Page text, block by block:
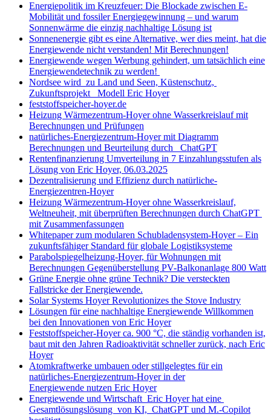
Energiepolitik im Kreuzfeuer: Die Blockade zwischen E-
Mobilität und fossiler Energiegewinnung – und warum
Sonnenwärme die einzig nachhaltige Lösung ist
Sonnenenergie gibt es eine Alternative, wer dies meint, hat die
Energiewende nicht verstanden! Mit Berechnungen!
Energiewende wegen Werbung gehindert, um tatsächlich eine
Energiewendetechnik zu werden!
Nordsee wird zu Land und Seen, Küstenschutz,
Zukunftsprojekt Modell Eric Hoyer
feststoffspeicher-hoyer.de
Heizung Wärmezentrum-Hoyer ohne Wasserkreislauf mit
Berechnungen und Prüfungen
natürliches-Energiezentrum-Hoyer mit Diagramm
Berechnungen und Beurteilung durch ChatGPT
Rentenfinanzierung Umverteilung in 7 Einzahlungsstufen als
Lösung von Eric Hoyer, 06.03.2025
Dezentralisierung und Effizienz durch natürliche-
Energiezentren-Hoyer
Heizung Wärmezentrum-Hoyer ohne Wasserkreislauf,
Weltneuheit, mit überprüften Berechnungen durch ChatGPT
mit Zusammenfassungen
Whitepaper zum modularen Schubladensystem-Hoyer – Ein
zukunftsfähiger Standard für globale Logistiksysteme
Parabolspiegelheizung-Hoyer, für Wohnungen mit
Berechnungen Gegenüberstellung PV-Balkonanlage 800 Watt
Grüne Energie ohne grüne Technik? Die versteckten
Fallstricke der Energiewende.
Solar Systems Hoyer Revolutionizes the Stove Industry
Lösungen für eine nachhaltige Energiewende Willkommen
bei den Innovationen von Eric Hoyer
Feststoffspeicher-Hoyer ca. 900 °C, die ständig vorhanden ist,
baut mit den Jahren Radioaktivität schneller zurück, nach Eric
Hoyer
Atomkraftwerke umbauen oder stillgelegtes für ein
natürliches-Energiezentrum-Hoyer in der
Energiewende nutzen Eric Hoyer
Energiewende und Wirtschaft Eric Hoyer hat eine
Gesamtlösungslösung von KI, ChatGPT und M.-Copilot